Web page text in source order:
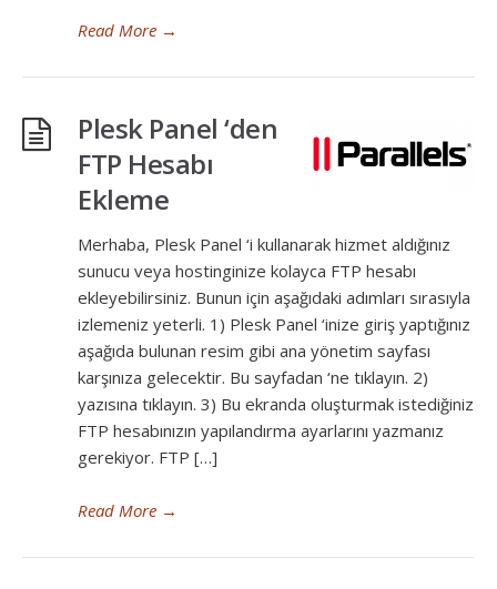
Read More →
Plesk Panel ‘den
FTP Hesabı
Ekleme
Merhaba, Plesk Panel ‘i kullanarak hizmet aldığınız
sunucu veya hostinginize kolayca FTP hesabı
ekleyebilirsiniz. Bunun için aşağıdaki adımları sırasıyla
izlemeniz yeterli. 1) Plesk Panel ‘inize giriş yaptığınız
aşağıda bulunan resim gibi ana yönetim sayfası
karşınıza gelecektir. Bu sayfadan ‘ne tıklayın. 2)
yazısına tıklayın. 3) Bu ekranda oluşturmak istediğiniz
FTP hesabınızın yapılandırma ayarlarını yazmanız
gerekiyor. FTP […]
Read More →